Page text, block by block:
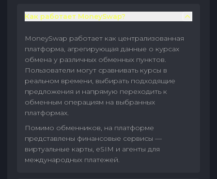
Как работает MoneySwap?
MoneySwap работает как централизованная
платформа, агрегирующая данные о курсах
обмена у различных обменных пунктов.
Пользователи могут сравнивать курсы в
реальном времени, выбирать подходящие
предложения и напрямую переходить к
обменным операциям на выбранных
платформах.
Помимо обменников, на платформе
представлены финансовые сервисы —
виртуальные карты, eSIM и агенты для
международных платежей.